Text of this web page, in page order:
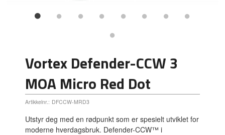
Vortex Defender-CCW 3
MOA Micro Red Dot
Artikkelnr.: DFCCW-MRD3
Utstyr deg med en rødpunkt som er spesielt utviklet for
moderne hverdagsbruk. Defender-CCW™ i